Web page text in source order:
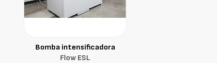
Bomba intensificadora
Flow ESL